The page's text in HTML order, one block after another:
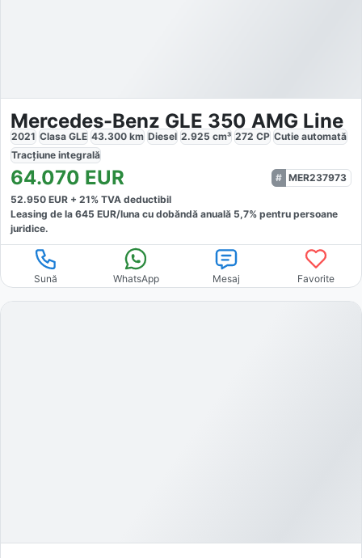
Mercedes-Benz GLE 350 AMG Line
2021 Clasa GLE 43.300 km Diesel 2.925 cm³ 272 CP Cutie automată
Tracțiune integrală
64.070 EUR
MER237973
52.950 EUR + 21% TVA deductibil
Leasing de la 645 EUR/luna cu dobăndă anuală 5,7% pentru persoane
juridice.
Sună WhatsApp Mesaj Favorite